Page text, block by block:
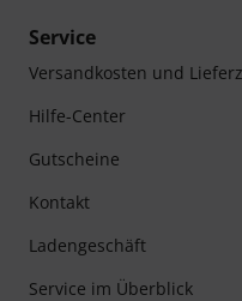
Service
Versandkosten und
Hilfe-Center
Gutscheine
Kontakt
Ladengeschäft
Service im Überblick